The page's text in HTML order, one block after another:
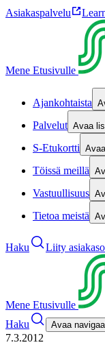
Asiakaspalvelu
Mene Etusivulle
Ajankohtaista
Palvelut Avaa
S-Etukortti
Töissä meillä
Vastuullisuus
Tietoa meistä
Haku Liity
Mene Etusivulle
Haku
Avaa
7.3.2012